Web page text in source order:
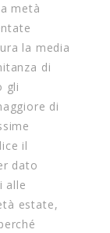
metà
la media
di
gli
di
il
dato
alle
estate,